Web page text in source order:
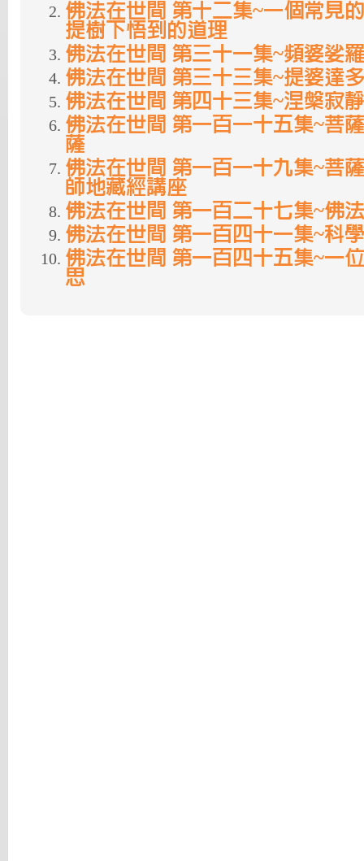
佛法在世間 第十二集~一個常見
提樹下悟到的道理
佛法在世間 第三十一集~頻婆娑
佛法在世間 第三十三集~提婆達
佛法在世間 第四十三集~涅槃寂靜
佛法在世間 第一百一十五集~菩
薩
佛法在世間 第一百一十九集~菩
師地藏經講座
佛法在世間 第一百二十七集~佛
佛法在世間 第一百四十一集~科
佛法在世間 第一百四十五集~一
思